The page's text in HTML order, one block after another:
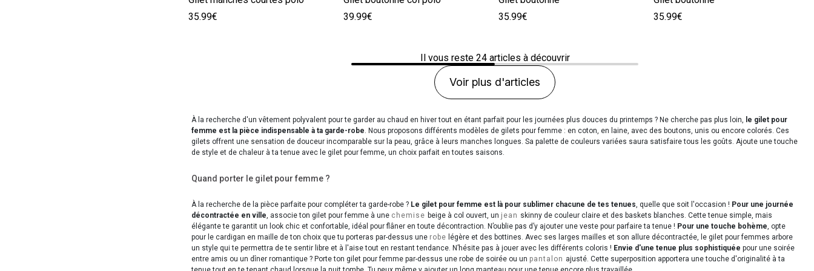
35.99€
39.99€
35.99€
35.99€
Il vous reste 24articles à découvrir
Voir plus d'articles
À la recherche d'un vêtement polyvalent pour te garder au chaud en hiver tout en étant parfait pour les journées plus douces du printemps ? Ne cherche pas plus loin, le gilet pour
femme est la pièce indispensable à ta garde-robe. Nous proposons différents modèles de gilets pour femme : en coton, en laine, avec des boutons, unis ou encore colorés. Ces
gilets offrent une sensation de douceur incomparable sur la peau, grâce à leurs manches longues. Sa palette de couleurs variées saura satisfaire tous les goûts. Ajoute une touche
de style et de chaleur à ta tenue avec le gilet pour femme, un choix parfait en toutes saisons.
Quand porter le gilet pour femme ?
À la recherche de la pièce parfaite pour compléter ta garde-robe ? Le gilet pour femme est là pour sublimer chacune de tes tenues, quelle que soit l'occasion ! Pour une journée
décontractée en ville, associe ton gilet pour femme à une chemise beige à col ouvert, un jean skinny de couleur claire et des baskets blanches. Cette tenue simple, mais
élégante te garantit un look chic et confortable, idéal pour flâner en toute décontraction. N’oublie pas d’y ajouter une veste pour parfaire ta tenue ! Pour une touche bohème, opte
pour le cardigan en maille de ton choix que tu porteras par-dessus une robe légère et des bottines. Avec ses larges mailles et son allure décontractée, le gilet pour femmes arbore
un style qui te permettra de te sentir libre et à l'aise tout en restant tendance. N’hésite pas à jouer avec les différents coloris ! Envie d'une tenue plus sophistiquée pour une soirée
entre amis ou un dîner romantique ? Porte ton gilet pour femme par-dessus une robe de soirée ou un pantalon ajusté. Cette superposition apportera une touche d'originalité à ta